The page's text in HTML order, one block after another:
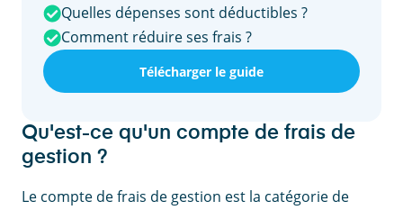
Quelles dépenses sont déductibles ?
Comment réduire ses frais ?
Télécharger le guide
Qu'est-ce qu'un compte de frais de
gestion ?
Le compte de frais de gestion est la catégorie de